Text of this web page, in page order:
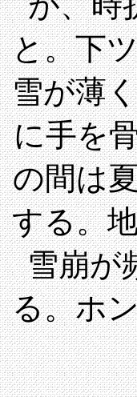
と。下
雪が薄
に手を
の間は
する。
雪崩が
る。ホ